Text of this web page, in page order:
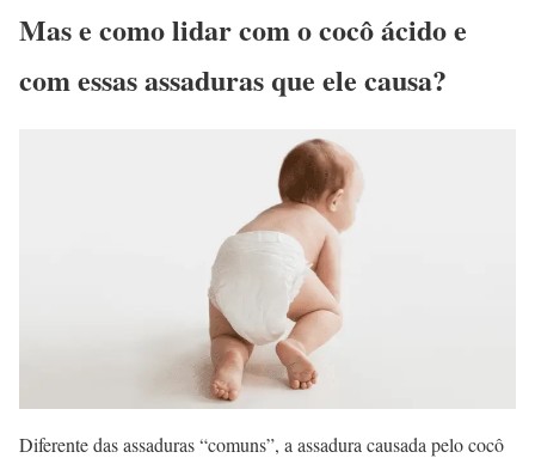
Mas e como lidar com o cocô ácido e
com essas assaduras que ele causa?
Diferente das assaduras “comuns”, a assadura causada pelo cocô